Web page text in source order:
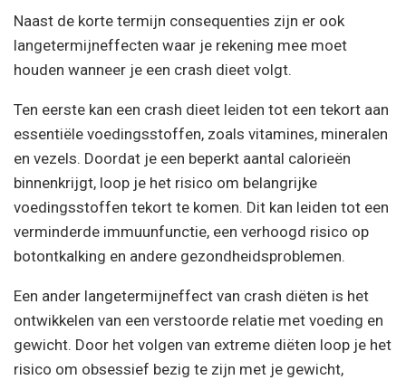
Naast de korte termijn consequenties zijn er ook
langetermijneffecten waar je rekening mee moet
houden wanneer je een crash dieet volgt.
Ten eerste kan een crash dieet leiden tot een tekort aan
essentiële voedingsstoffen, zoals vitamines, mineralen
en vezels. Doordat je een beperkt aantal calorieën
binnenkrijgt, loop je het risico om belangrijke
voedingsstoffen tekort te komen. Dit kan leiden tot een
verminderde immuunfunctie, een verhoogd risico op
botontkalking en andere gezondheidsproblemen.
Een ander langetermijneffect van crash diëten is het
ontwikkelen van een verstoorde relatie met voeding en
gewicht. Door het volgen van extreme diëten loop je het
risico om obsessief bezig te zijn met je gewicht,